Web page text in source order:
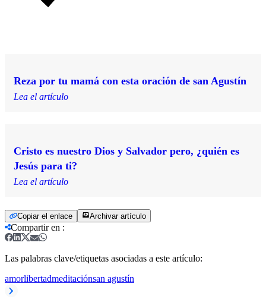
Reza por tu mamá con esta oración de san Agustín
Lea el artículo
Cristo es nuestro Dios y Salvador pero, ¿quién es
Jesús para ti?
Lea el artículo
Copiar el enlace Archivar artículo
Compartir en :
Las palabras clave/etiquetas asociadas a este artículo:
amorlibertadmeditaciónsan agustín